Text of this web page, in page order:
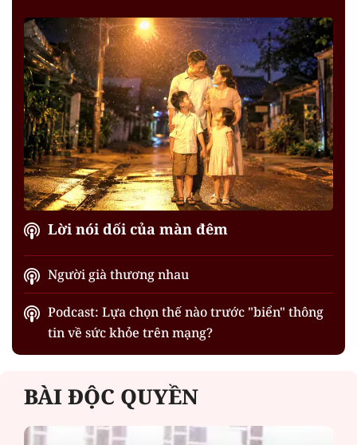
Lời nói dối của màn đêm
Người già thương nhau
Podcast: Lựa chọn thế nào trước "biển" thông
tin về sức khỏe trên mạng?
BÀI ĐỘC QUYỀN